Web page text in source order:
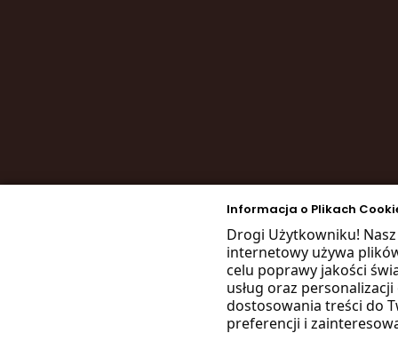
Informacja o Plikach
Drogi Użytkowniku!
internetowy używa
celu poprawy jakości
usług oraz
dostosowania treści do
preferencji i